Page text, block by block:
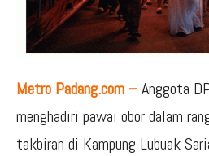
Metro Padang.com –Anggota
menghadiri pawai obor dalam
takbiran di Kampung Lubuak